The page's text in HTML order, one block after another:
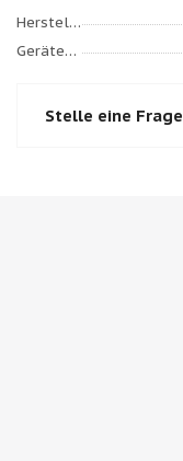
Hersteller
Gerätemodell
Stelle eine Frage